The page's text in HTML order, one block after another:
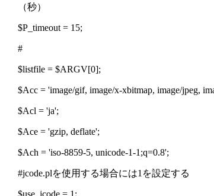
（秒）
$P_timeout = 15;
#
$listfile = $ARGV[0];
$Acc = 'image/gif, image/x-xbitmap, image/jpeg,
$Acl = 'ja';
$Ace = 'gzip, deflate';
$Ach = 'iso-8859-5, unicode-1-1;q=0.8';
#jcode.plを使用する場合には1を設定する
$use_jcode = 1;